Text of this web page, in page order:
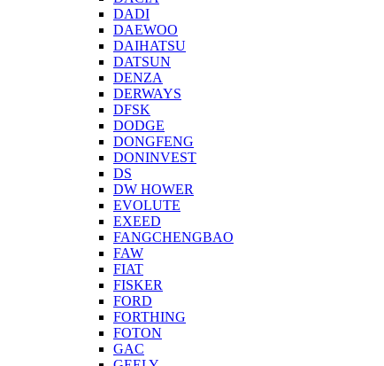
DADI
DAEWOO
DAIHATSU
DATSUN
DENZA
DERWAYS
DFSK
DODGE
DONGFENG
DONINVEST
DS
DW HOWER
EVOLUTE
EXEED
FANGCHENGBAO
FAW
FIAT
FISKER
FORD
FORTHING
FOTON
GAC